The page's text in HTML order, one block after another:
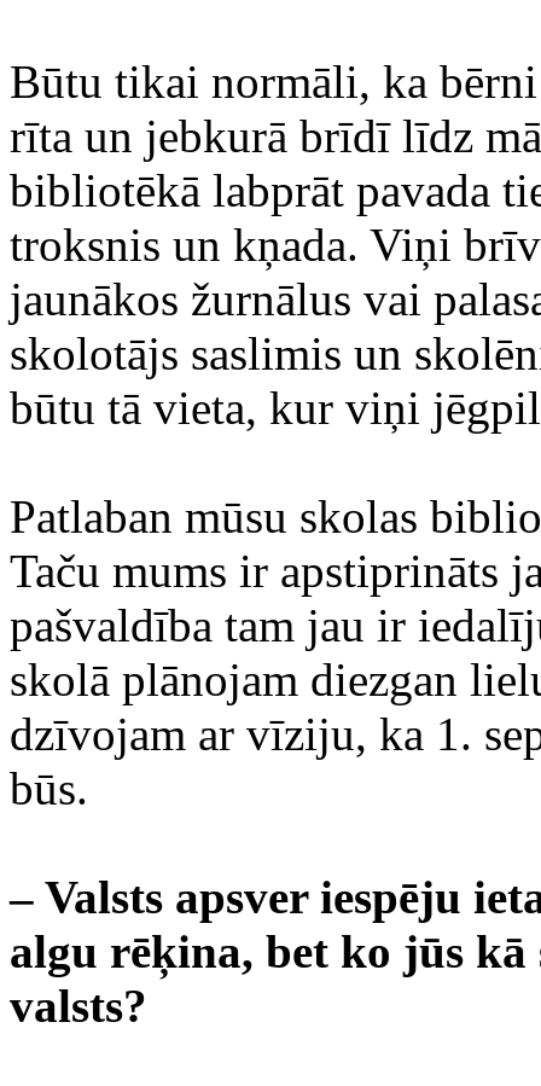
Būtu tikai normāli, ka
rīta un jebkurā brīdī līdz
bibliotēkā labprāt pavada
troksnis un kņada. Viņi
jaunākos žurnālus vai
skolotājs saslimis un
būtu tā vieta, kur viņi
Patlaban mūsu skolas
Taču mums ir apstiprināts
pašvaldība tam jau ir
skolā plānojam diezgan
dzīvojam ar vīziju, ka 1.
būs.
– Valsts apsver iespēju
algu rēķina, bet ko jūs kā
valsts?